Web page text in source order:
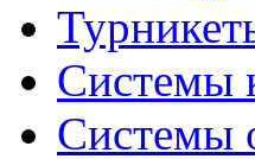
Системы
Системы